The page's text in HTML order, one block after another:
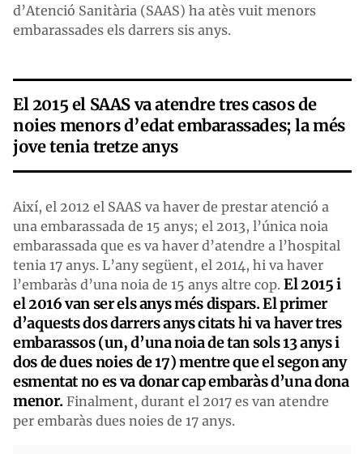
d’Atenció Sanitària (SAAS) ha atès vuit menors
embarassades els darrers sis anys.
El 2015 el SAAS va atendre tres casos de
noies menors d’edat embarassades; la més
jove tenia tretze anys
Així, el 2012 el SAAS va haver de prestar atenció a
una embarassada de 15 anys; el 2013, l’única noia
embarassada que es va haver d’atendre a l’hospital
tenia 17 anys. L’any següent, el 2014, hi va haver
l’embaràs d’una noia de 15 anys altre cop. El 2015 i
el 2016 van ser els anys més dispars. El primer
d’aquests dos darrers anys citats hi va haver tres
embarassos (un, d’una noia de tan sols 13 anys i
dos de dues noies de 17) mentre que el segon any
esmentat no es va donar cap embaràs d’una dona
menor.Finalment, durant el 2017 es van atendre
per embaràs dues noies de 17 anys.